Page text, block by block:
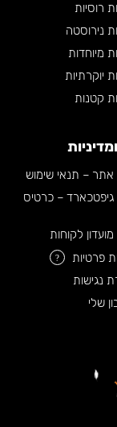
רוסיות
נירוסטה
מיוחדות
יוקרתיות
קטנות
אתר – תנאי שימוש
גיפטכארד – כרטיס
מועדון לקוחות
פרטיות
?
נגישות
שלי